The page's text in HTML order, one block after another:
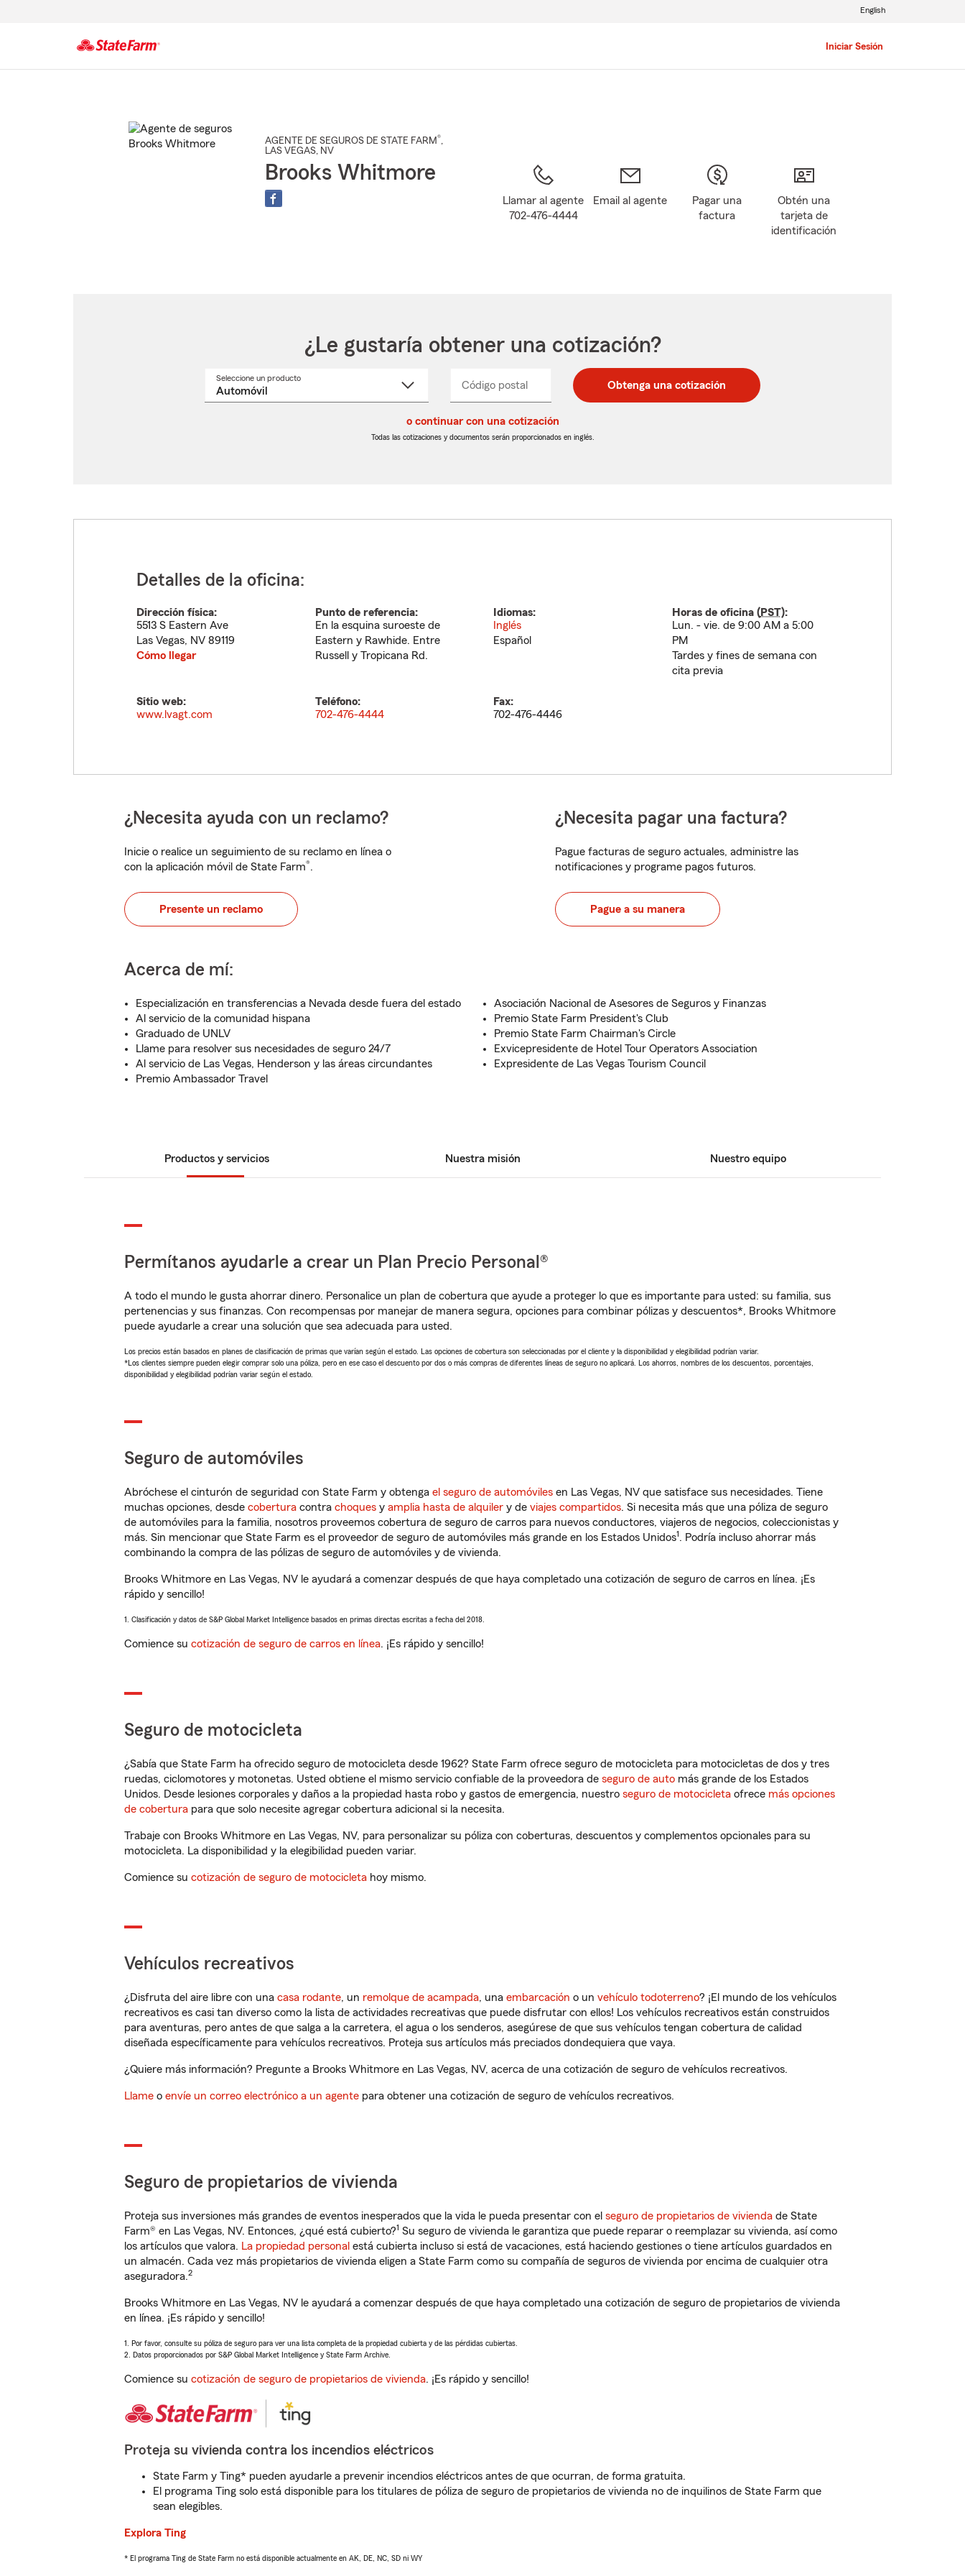
Iniciar Sesión
English
AGENTE DE SEGUROS DE STATE FARM®,
LAS VEGAS, NV
Brooks Whitmore
Llamar al agente
702-476-4444
Email al agente
Pagar una
factura
Obtén una
tarjeta de
identificación
¿Le gustaría obtener una cotización?
Seleccione un productoSeleccione
Código postal
postal
de
postal
de
_____ Obtenga una cotización
o continuar con una cotización
Todas las cotizaciones y documentos serán proporcionados en inglés.
Detalles de la oficina:
Dirección física:
5513 S Eastern Ave
Las Vegas, NV 89119
Cómo llegar
Punto de referencia:
En la esquina suroeste de
Eastern y Rawhide. Entre
Russell y Tropicana Rd.
Idiomas:
Inglés
Español
Horas de oficina (PST):
Lun. - vie. de 9:00 AM a 5:00
PM
Tardes y fines de semana con
cita previa
Sitio web:
www.lvagt.com
Teléfono:
702-476-4444
Fax:
702-476-4446
¿Necesita ayuda con un reclamo?
Inicie o realice un seguimiento de su reclamo en línea o
con la aplicación móvil de State Farm®.
Presente un reclamo
¿Necesita pagar una factura?
Pague facturas de seguro actuales, administre las
notificaciones y programe pagos futuros.
Pague a su manera
Acerca de mí:
Especialización en transferencias a Nevada desde fuera del estado
Al servicio de la comunidad hispana
Graduado de UNLV
Llame para resolver sus necesidades de seguro 24/7
Al servicio de Las Vegas, Henderson y las áreas circundantes
Premio Ambassador Travel
Asociación Nacional de Asesores de Seguros y Finanzas
Premio State Farm President's Club
Premio State Farm Chairman's Circle
Exvicepresidente de Hotel Tour Operators Association
Expresidente de Las Vegas Tourism Council
Productos y servicios Nuestra misión Nuestro equipo
Permítanos ayudarle a crear un Plan Precio Personal®
A todo el mundo le gusta ahorrar dinero. Personalice un plan de cobertura que ayude a proteger lo que es importante para usted: su familia, sus
pertenencias y sus finanzas. Con recompensas por manejar de manera segura, opciones para combinar pólizas y descuentos*, Brooks Whitmore
puede ayudarle a crear una solución que sea adecuada para usted.
Los precios están basados en planes de clasificación de primas que varían según el estado. Las opciones de cobertura son seleccionadas por el cliente y la disponibilidad y elegibilidad podrían variar.
*Los clientes siempre pueden elegir comprar solo una póliza, pero en ese caso el descuento por dos o más compras de diferentes líneas de seguro no aplicará. Los ahorros, nombres de los descuentos, porcentajes,
disponibilidad y elegibilidad podrían variar según el estado.
Seguro de automóviles
Abróchese el cinturón de seguridad con State Farm y obtenga el seguro de automóviles en Las Vegas, NV que satisface sus necesidades. Tiene
muchas opciones, desde cobertura contra choques y amplia hasta de alquiler y de viajes compartidos. Si necesita más que una póliza de seguro
de automóviles para la familia, nosotros proveemos cobertura de seguro de carros para nuevos conductores, viajeros de negocios, coleccionistas y
más. Sin mencionar que State Farm es el proveedor de seguro de automóviles más grande en los Estados Unidos1. Podría incluso ahorrar más
combinando la compra de las pólizas de seguro de automóviles y de vivienda.
Brooks Whitmore en Las Vegas, NV le ayudará a comenzar después de que haya completado una cotización de seguro de carros en línea. ¡Es
rápido y sencillo!
1. Clasificación y datos de S&P Global Market Intelligence basados en primas directas escritas a fecha del 2018.
Comience su cotización de seguro de carros en línea. ¡Es rápido y sencillo!
Seguro de motocicleta
¿Sabía que State Farm ha ofrecido seguro de motocicleta desde 1962? State Farm ofrece seguro de motocicleta para motocicletas de dos y tres
ruedas, ciclomotores y motonetas. Usted obtiene el mismo servicio confiable de la proveedora de seguro de auto más grande de los Estados
Unidos. Desde lesiones corporales y daños a la propiedad hasta robo y gastos de emergencia, nuestro seguro de motocicleta ofrece más opciones
de cobertura para que solo necesite agregar cobertura adicional si la necesita.
Trabaje con Brooks Whitmore en Las Vegas, NV, para personalizar su póliza con coberturas, descuentos y complementos opcionales para su
motocicleta. La disponibilidad y la elegibilidad pueden variar.
Comience su cotización de seguro de motocicleta hoy mismo.
Vehículos recreativos
¿Disfruta del aire libre con una casa rodante, un remolque de acampada, una embarcación o un vehículo todoterreno? ¡El mundo de los vehículos
recreativos es casi tan diverso como la lista de actividades recreativas que puede disfrutar con ellos! Los vehículos recreativos están construidos
para aventuras, pero antes de que salga a la carretera, el agua o los senderos, asegúrese de que sus vehículos tengan cobertura de calidad
diseñada específicamente para vehículos recreativos. Proteja sus artículos más preciados dondequiera que vaya.
¿Quiere más información? Pregunte a Brooks Whitmore en Las Vegas, NV, acerca de una cotización de seguro de vehículos recreativos.
Llame o envíe un correo electrónico a un agente para obtener una cotización de seguro de vehículos recreativos.
Seguro de propietarios de vivienda
Proteja sus inversiones más grandes de eventos inesperados que la vida le pueda presentar con el seguro de propietarios de vivienda de State
Farm® en Las Vegas, NV. Entonces, ¿qué está cubierto?1 Su seguro de vivienda le garantiza que puede reparar o reemplazar su vivienda, así como
los artículos que valora. La propiedad personal está cubierta incluso si está de vacaciones, está haciendo gestiones o tiene artículos guardados en
un almacén. Cada vez más propietarios de vivienda eligen a State Farm como su compañía de seguros de vivienda por encima de cualquier otra
aseguradora.2
Brooks Whitmore en Las Vegas, NV le ayudará a comenzar después de que haya completado una cotización de seguro de propietarios de vivienda
en línea. ¡Es rápido y sencillo!
1. Por favor, consulte su póliza de seguro para ver una lista completa de la propiedad cubierta y de las pérdidas cubiertas.
2. Datos proporcionados por S&P Global Market Intelligence y State Farm Archive.
Comience su cotización de seguro de propietarios de vivienda. ¡Es rápido y sencillo!
Proteja su vivienda contra los incendios eléctricos
State Farm y Ting* pueden ayudarle a prevenir incendios eléctricos antes de que ocurran, de forma gratuita.
El programa Ting solo está disponible para los titulares de póliza de seguro de propietarios de vivienda no de inquilinos de State Farm que
sean elegibles.
Explora Ting
* El programa Ting de State Farm no está disponible actualmente en AK, DE, NC, SD ni WY